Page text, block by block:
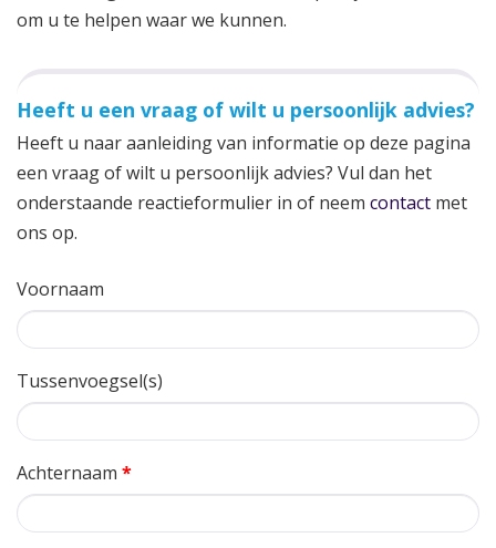
om u te helpen waar we kunnen.
Heeft u een vraag of wilt u persoonlijk advies?
Heeft u naar aanleiding van informatie op deze pagina
een vraag of wilt u persoonlijk advies? Vul dan het
onderstaande reactieformulier in of neem contact met
ons op.
Voornaam
Tussenvoegsel(s)
Achternaam *